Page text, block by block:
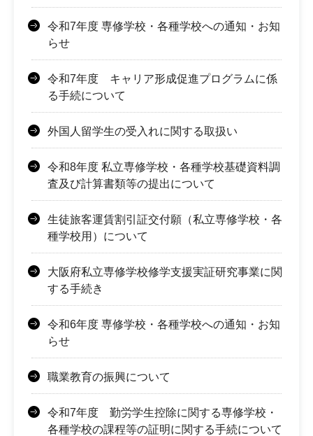
令和7年度 専修学校・各種学校への通知・お知
らせ
令和7年度 キャリア形成促進プログラムに係
る手続について
外国人留学生の受入れに関する取扱い
令和8年度 私立専修学校・各種学校基礎資料調
査及び計算書類等の提出について
生徒旅客運賃割引証交付願（私立専修学校・各
種学校用）について
大阪府私立専修学校修学支援実証研究事業に関
する手続き
令和6年度 専修学校・各種学校への通知・お知
らせ
職業教育の振興について
令和7年度 勤労学生控除に関する専修学校・
各種学校の課程等の証明に関する手続について